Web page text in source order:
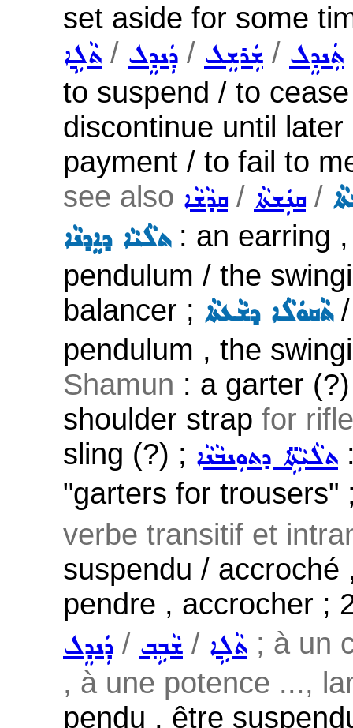
set aside for some
ܬܵܠܹܐ / ܕܲܢܕܸܠ / ܫܲܪܫܸܠ / ܬܲܢܕܸܠ
to suspend / to
discontinue until
payment / to fail to
see also ܩܕܵܫܵܐ / ܩܢܲܫܬܵܐ /
ܬܠܵܝܵܐ ܕܐܸܕܢܵܐ: an earring ,
pendulum / the
balancer ; ܬܵܩܘܿܠܵܐ ܕܫܵܥܬܵܐ
pendulum , the
Shamun : a garter
shoulder strap for
sling (?) ; ܬܠܵܝܵܬܹ̈ܐ ܕܬܘܼܢܒܵܢܵܐ
"garters for trousers"
verbe transitif et
suspendu /
pendre , accrocher ;
ܕܲܢܕܸܠ / ܫܵܒܹܒ݂ / ܬܵܠܹܐ ; à un
, à une potence ...,
pendu , être